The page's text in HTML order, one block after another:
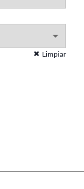
Limpiar